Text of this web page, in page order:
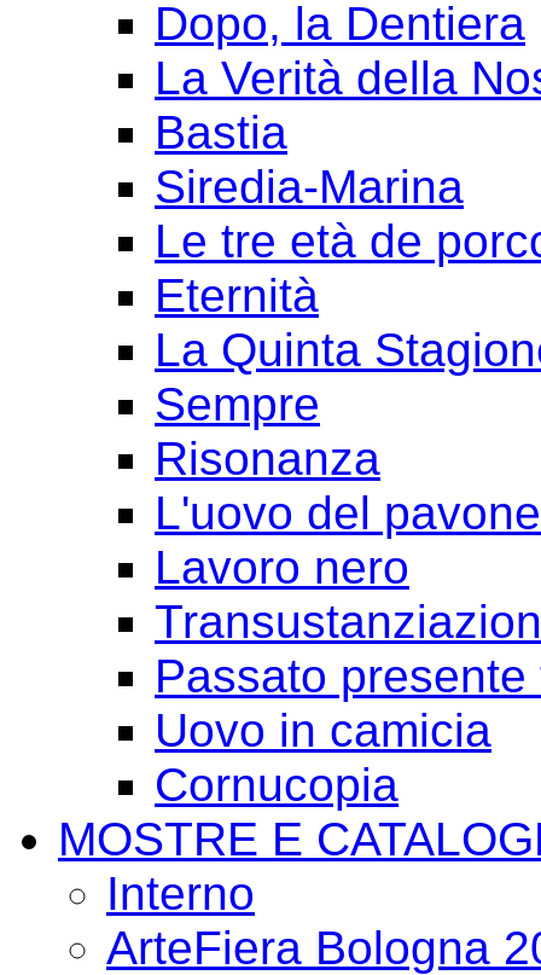
Dopo, la Dentiera
La Verità della
Bastia
Siredia-Marina
Le tre età de
Eternità
La Quinta
Sempre
Risonanza
L'uovo del pavone
Lavoro nero
Passato presente
Uovo in camicia
Cornucopia
MOSTRE E
Interno
ArteFiera Bologna